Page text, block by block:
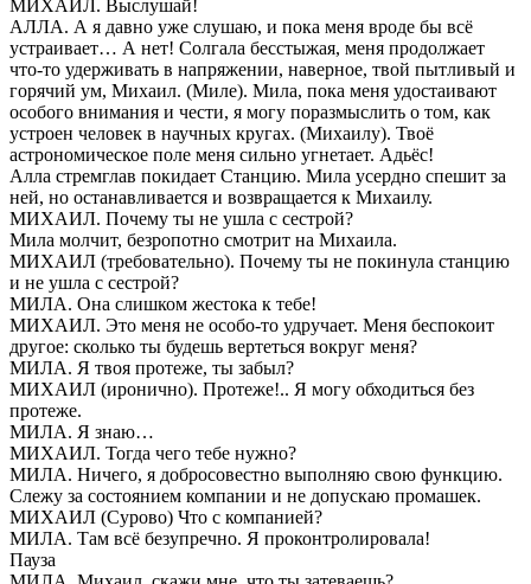
МИХАИЛ. Выслушай!
АЛЛА. А я давно уже слушаю, и пока меня вроде бы всё
устраивает… А нет! Солгала бесстыжая, меня продолжает
что-то удерживать в напряжении, наверное, твой пытливый и
горячий ум, Михаил. (Миле). Мила, пока меня удостаивают
особого внимания и чести, я могу поразмыслить о том, как
устроен человек в научных кругах. (Михаилу). Твоё
астрономическое поле меня сильно угнетает. Адьёс!
Алла стремглав покидает Станцию. Мила усердно спешит за
ней, но останавливается и возвращается к Михаилу.
МИХАИЛ. Почему ты не ушла с сестрой?
Мила молчит, безропотно смотрит на Михаила.
МИХАИЛ (требовательно). Почему ты не покинула станцию
и не ушла с сестрой?
МИЛА. Она слишком жестока к тебе!
МИХАИЛ. Это меня не особо-то удручает. Меня беспокоит
другое: сколько ты будешь вертеться вокруг меня?
МИЛА. Я твоя протеже, ты забыл?
МИХАИЛ (иронично). Протеже!.. Я могу обходиться без
протеже.
МИЛА. Я знаю…
МИХАИЛ. Тогда чего тебе нужно?
МИЛА. Ничего, я добросовестно выполняю свою функцию.
Слежу за состоянием компании и не допускаю промашек.
МИХАИЛ (Сурово) Что с компанией?
МИЛА. Там всё безупречно. Я проконтролировала!
Пауза